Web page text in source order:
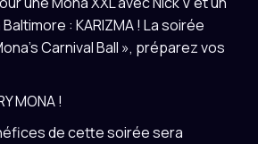
: KARIZMA ! La soirée
Carnival Ball », préparez vos
MONA !
de cette soirée sera